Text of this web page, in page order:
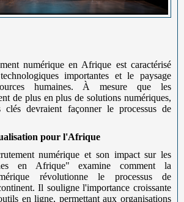
numérique en Afrique est caractérisé
importantes et le paysage
humaines. À mesure que les
de plus en plus de solutions numériques,
clés devraient façonner le processus de
pour l'Afrique
numérique et son impact sur les
en Afrique" examine comment la
révolutionne le processus de
Il souligne l'importance croissante
en ligne, permettant aux organisations